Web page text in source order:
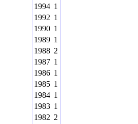
1994 1
1992 1
1990 1
1989 1
1988 2
1987 1
1986 1
1985 1
1984 1
1983 1
1982 2